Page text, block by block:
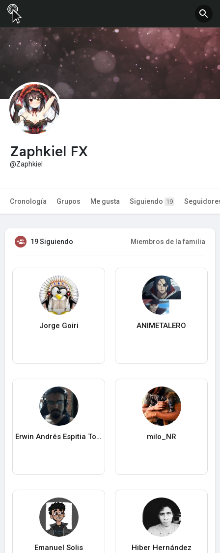
Zaphkiel FX
@Zaphkiel
Cronología Grupos Me gusta Siguiendo 19
19 Siguiendo Miembros de la familia
Jorge Goiri ANIMETALERO
Erwin Andrés Espitia Torres milo_NR
Emanuel Solis Hiber Hernández